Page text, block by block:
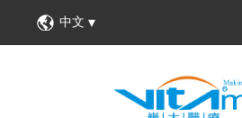
中文